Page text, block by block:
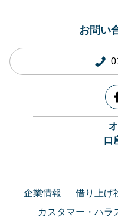
お問い
口
企業情報 借り上げ
カスタマー・ハラ